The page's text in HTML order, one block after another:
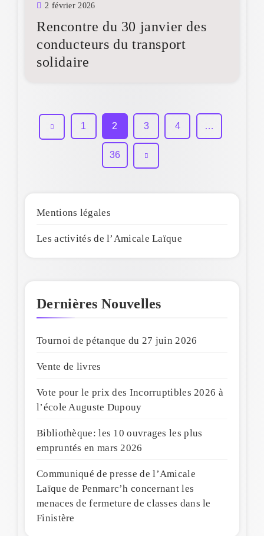
2 février 2026
Rencontre du 30 janvier des
conducteurs du transport
solidaire
1 2 3 4 …
36
Mentions légales
Les activités de l’Amicale Laïque
Dernières Nouvelles
Tournoi de pétanque du 27 juin 2026
Vente de livres
Vote pour le prix des Incorruptibles 2026 à
l’école Auguste Dupouy
Bibliothèque: les 10 ouvrages les plus
empruntés en mars 2026
Communiqué de presse de l’Amicale
Laïque de Penmarc’h concernant les
menaces de fermeture de classes dans le
Finistère